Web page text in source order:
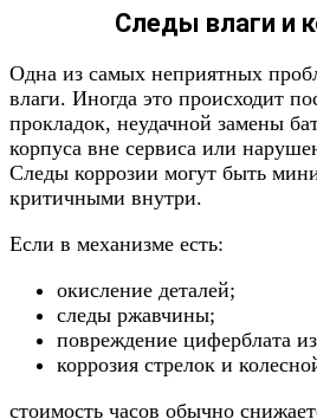
Следы влаги и
Одна из самых неприятных
влаги. Иногда это происходит
прокладок, неудачной замены
корпуса вне сервиса или
Следы коррозии могут быть
критичными внутри.
Если в механизме есть:
окисление деталей;
следы ржавчины;
повреждение циферблата
коррозия стрелок и
стоимость часов обычно